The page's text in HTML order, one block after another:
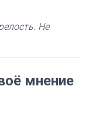
Не
мнение